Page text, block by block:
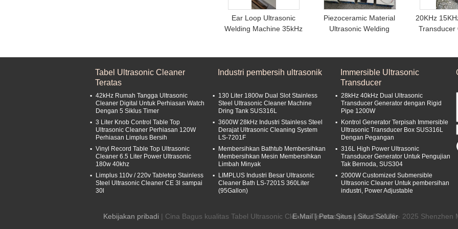
Ear Loop Ultrasonic
Welding Machine 35kHz
Piezoceramic Material
Ultrasonic Welding
20KHz
Transducer
Tabel Ultrasonic Cleaner
Teratas
42kHz Rumah Tangga Ultrasonic
Cleaner Digital Untuk Perhiasan Watch
Dengan 5 Siklus Timer
3 Liter Knob Control Table Top
Ultrasonic Cleaner Perhiasan 120W
Perhiasan Limplus Bersih
Vinyl Record Table Top Ultrasonic
Cleaner 6.5 Liter Power Ultrasonic
180w 40khz
Limplus 110v / 220v Tabletop Stainless
Steel Ultrasonic Cleaner CE 3l sampai
30l
Industri pembersih ultrasonik
130 Liter 1800w Dual Slot Stainless
Steel Ultrasonic Cleaner Machine
Dring Tank SUS316L
3600W 28kHz Industri Stainless Steel
Derajat Ultrasonic Cleaning System
LS-7201F
Membersihkan Bathtub Membersihkan
Membersihkan Mesin Membersihkan
Limbah Minyak
LIMPLUS Industri Besar Ultrasonic
Cleaner Bath LS-7201S 360Liter
(95Gallon)
Immersible Ultrasonic
Transducer
28kHz 40kHz Dual Ultrasonic
Transducer Generator dengan Rigid
Pipe 1200W
Kontrol Generator Terpisah Immersible
Ultrasonic Transducer Box SUS316L
Dengan Pegangan
316L High Power Ultrasonic
Transducer Generator Untuk Pengujian
Tak Bernoda, SUS304
2000W Customized Submersible
Ultrasonic Cleaner Untuk pembersihan
industri, Power Adjustable
E-Mail|Peta Situs | Situs Seluler
Kebijakan pribadi | Cina Bagus kualitas Tabel Ultrasonic Cleaner Teratas pemasok. © 2016 - 2025 Shenzhen